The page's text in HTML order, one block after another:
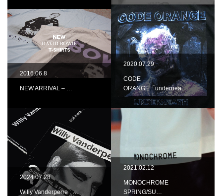
2016.06.8
NEW ARRIVAL – …
2020.07.29
CODE
ORANGE「undernea…
2024.07.28
Willy Vanderperre : …
2021.02.12
MONOCHROME
SPRING/SU…